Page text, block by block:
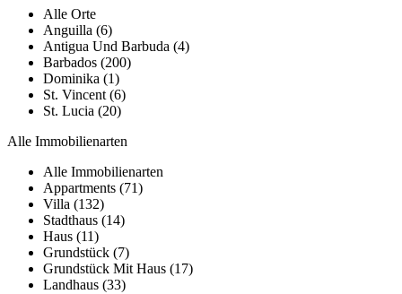
Alle Orte
Anguilla (6)
Antigua Und Barbuda (4)
Barbados (200)
Dominika (1)
St. Vincent (6)
St. Lucia (20)
Alle Immobilienarten
Alle Immobilienarten
Appartments (71)
Villa (132)
Stadthaus (14)
Haus (11)
Grundstück (7)
Grundstück Mit Haus (17)
Landhaus (33)